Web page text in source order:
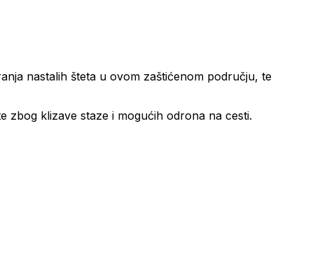
nastalih šteta u ovom zaštićenom području, te
zbog klizave staze i mogućih odrona na cesti.